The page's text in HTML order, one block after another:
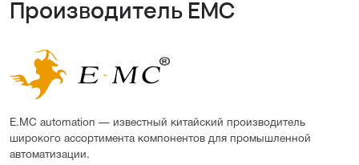
Производитель EMC
E.MC automation — известный китайский производитель
широкого ассортимента компонентов для промышленной
автоматизации.